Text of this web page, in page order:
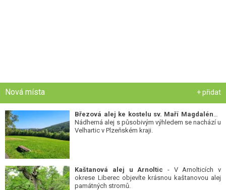
Nová místa + přidat
Nádherná alej s působivým výhledem se nachází u
Velhartic v Plzeňském kraji.
Kaštanová alej u Arnoltic - V Arnolticích v
okrese Liberec objevíte krásnou kaštanovou alej
památných stromů.